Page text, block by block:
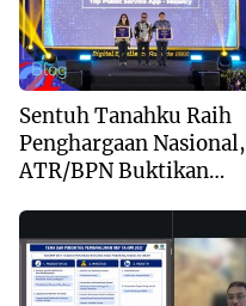
Blog
Sentuh Tanahku Raih
Penghargaan Nasional,
ATR/BPN Buktikan